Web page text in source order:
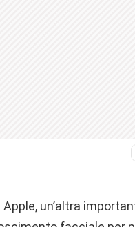
Apple, un’altra